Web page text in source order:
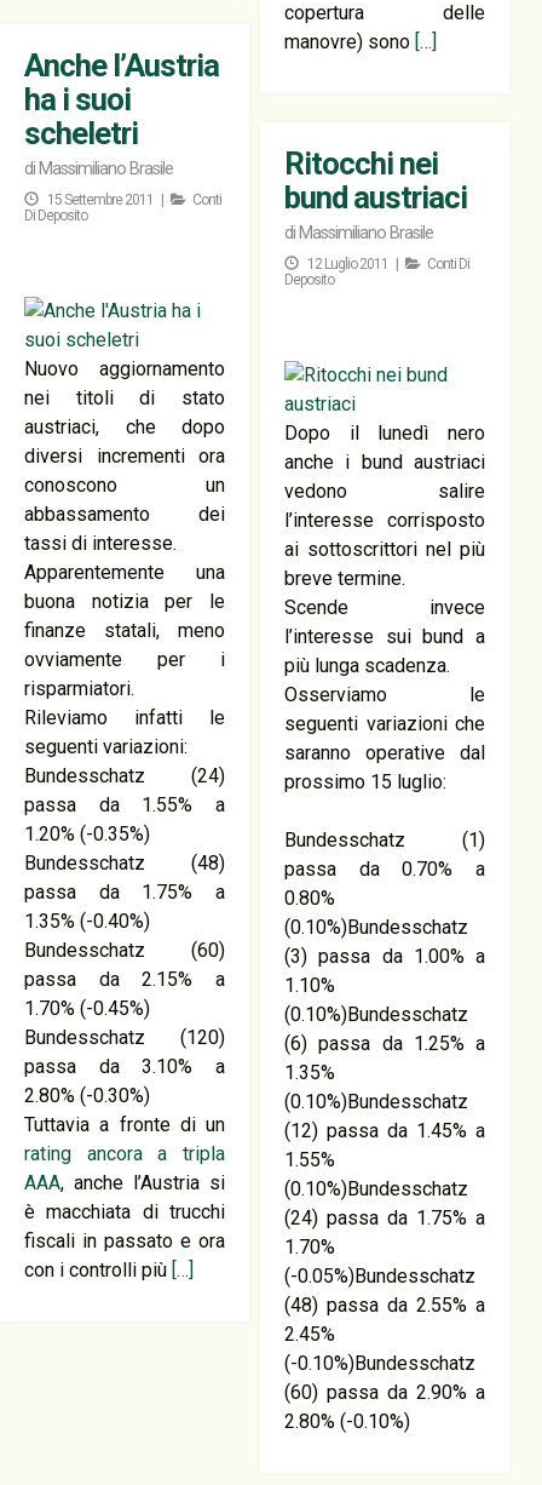
copertura delle
manovre) sono […]
Anche l’Austria
ha i suoi
scheletri
di Massimiliano Brasile
15 Settembre 2011 |
Conti
Di Deposito
Nuovo aggiornamento
nei titoli di stato
austriaci, che dopo
diversi incrementi ora
conoscono un
abbassamento dei
tassi di interesse.
Apparentemente una
buona notizia per le
finanze statali, meno
ovviamente per i
risparmiatori.
Rileviamo infatti le
seguenti variazioni:
Bundesschatz (24)
passa da 1.55% a
1.20% (-0.35%)
Bundesschatz (48)
passa da 1.75% a
1.35% (-0.40%)
Bundesschatz (60)
passa da 2.15% a
1.70% (-0.45%)
Bundesschatz (120)
passa da 3.10% a
2.80% (-0.30%)
Tuttavia a fronte di un
rating ancora a tripla
AAA, anche l’Austria si
è macchiata di trucchi
fiscali in passato e ora
con i controlli più […]
Ritocchi nei
bund austriaci
di Massimiliano Brasile
12 Luglio 2011 |
Conti Di
Deposito
Dopo il lunedì nero
anche i bund austriaci
vedono salire
l’interesse corrisposto
ai sottoscrittori nel più
breve termine.
Scende invece
l’interesse sui bund a
più lunga scadenza.
Osserviamo le
seguenti variazioni che
saranno operative dal
prossimo 15 luglio:
Bundesschatz (1)
passa da 0.70% a
0.80%
(0.10%)Bundesschatz
(3) passa da 1.00% a
1.10%
(0.10%)Bundesschatz
(6) passa da 1.25% a
1.35%
(0.10%)Bundesschatz
(12) passa da 1.45% a
1.55%
(0.10%)Bundesschatz
(24) passa da 1.75% a
1.70%
(-0.05%)Bundesschatz
(48) passa da 2.55% a
2.45%
(-0.10%)Bundesschatz
(60) passa da 2.90% a
2.80% (-0.10%)